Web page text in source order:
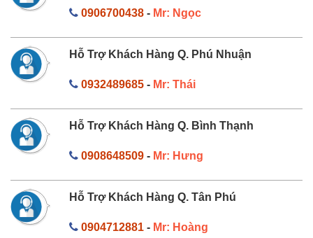
0906700438- Mr: Ngọc
Hỗ Trợ Khách Hàng Q. Phú Nhuận
0932489685- Mr: Thái
Hỗ Trợ Khách Hàng Q. Bình Thạnh
0908648509- Mr: Hưng
Hỗ Trợ Khách Hàng Q. Tân Phú
0904712881- Mr: Hoàng